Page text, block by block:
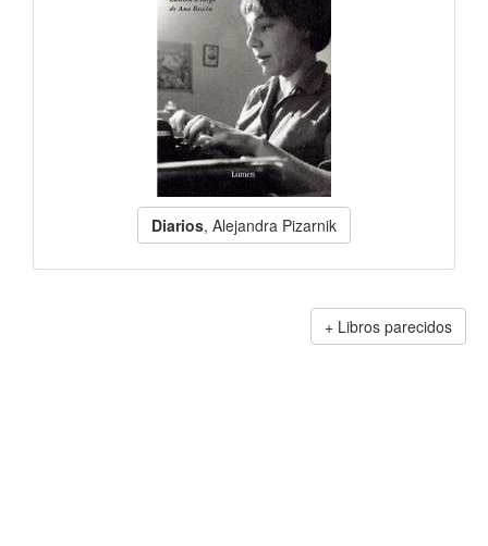
Diarios, Alejandra Pizarnik
Libros parecidos